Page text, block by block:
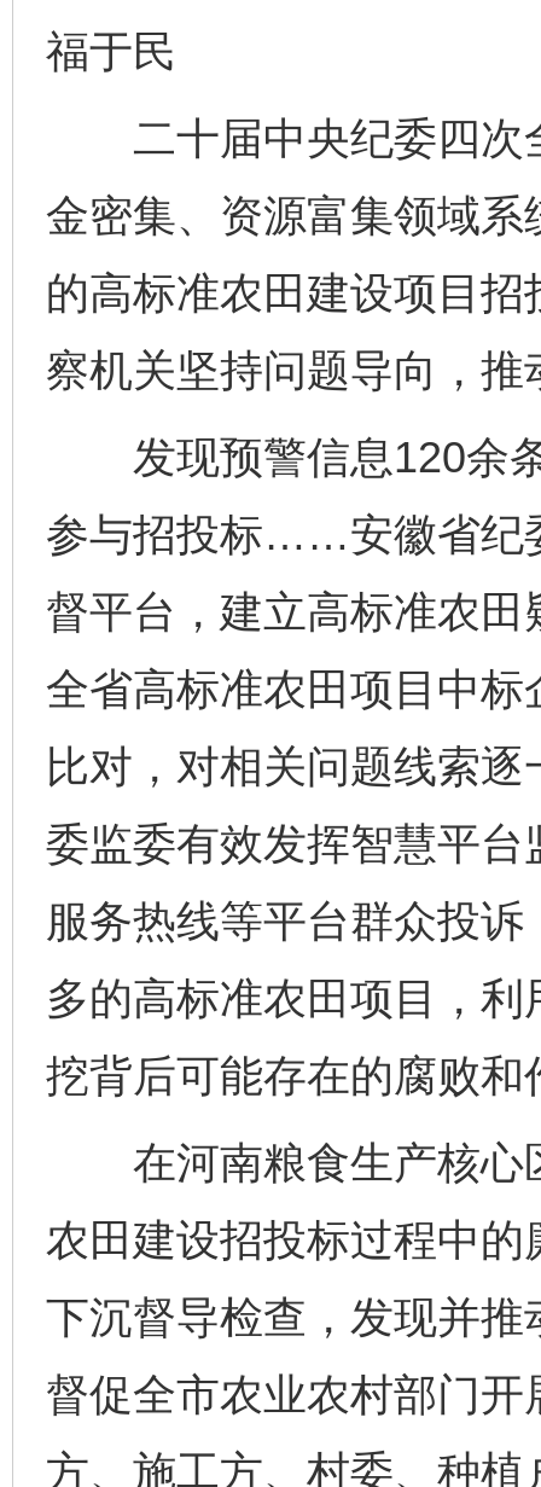
福于民
二十届中央纪委四次
金密集、资源富集领域
的高标准农田建设项目
察机关坚持问题导向，
发现预警信息120余条
参与招投标……安徽省纪
督平台，建立高标准农
全省高标准农田项目中
比对，对相关问题线索
委监委有效发挥智慧平
服务热线等平台群众投
多的高标准农田项目，
挖背后可能存在的腐败和
在河南粮食生产核心
农田建设招投标过程中
下沉督导检查，发现并
督促全市农业农村部门开
方、施工方、村委、种